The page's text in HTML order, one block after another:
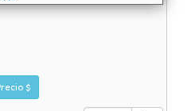
Precio $